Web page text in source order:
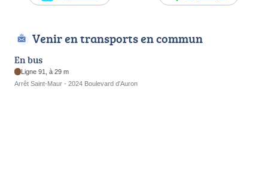
Venir en transports en commun
En bus
Ligne 91, à 29 m
Arrêt Saint-Maur - 2024 Boulevard d'Auron